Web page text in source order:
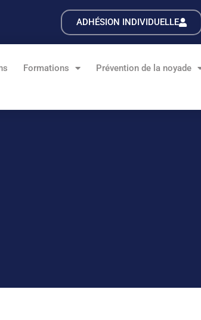
ADHÉSION INDIVIDUELLE
Formations Prévention de la noyade